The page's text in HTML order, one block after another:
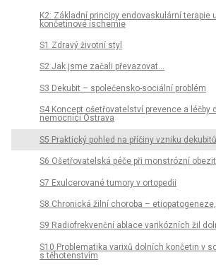
K2: Základní principy endovaskulární terapie
končetinové ischemie
S1 Zdravý životní styl
S2 Jak jsme začali převazovat...
S3 Dekubit – společensko-sociální problém
S4 Koncept ošetřovatelství prevence a léčby
nemocnici Ostrava
S5 Praktický pohled na příčiny vzniku dekubitů
S6 Ošetřovatelská péče při monstrózní
S7 Exulcerované tumory v ortopedii
S8 Chronická žilní choroba –
S9 Radiofrekvenční ablace varikózních žil
S10 Problematika varixů dolních končetin v
s těhotenstvím